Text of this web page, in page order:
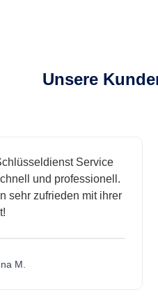
Unsere
Service
und professionell.
zufrieden mit ihrer
M.